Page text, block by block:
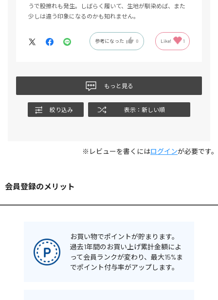
うで股擦れも発生。しばらく履いて、生地が馴染めば、また
少しは違う印象になるのかも知れません。
参考になった 0 Like! 1
もっと見る
絞り込み 表示：新しい順
※レビューを書くにはログインが必要です。
会員登録のメリット
お買い物でポイントが貯まります。
過去1年間のお買い上げ累計金額によ
って会員ランクが変わり、最大15%ま
でポイント付与率がアップします。